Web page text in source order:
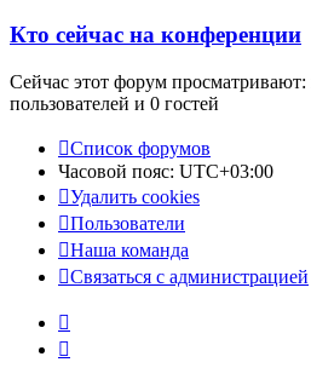
Кто сейчас на конференции
Сейчас этот форум просматривают:
пользователей и 0 гостей
Список форумов
Часовой пояс: UTC+03:00
Удалить cookies
Пользователи
Наша команда
Связаться с администрацией